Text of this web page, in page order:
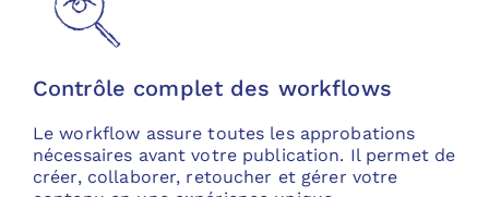
Contrôle complet des workflows
Le workflow assure toutes les approbations
nécessaires avant votre publication. Il permet de
créer, collaborer, retoucher et gérer votre